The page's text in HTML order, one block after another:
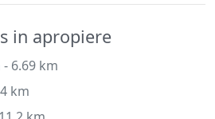
in apropiere
- 6.69 km
km